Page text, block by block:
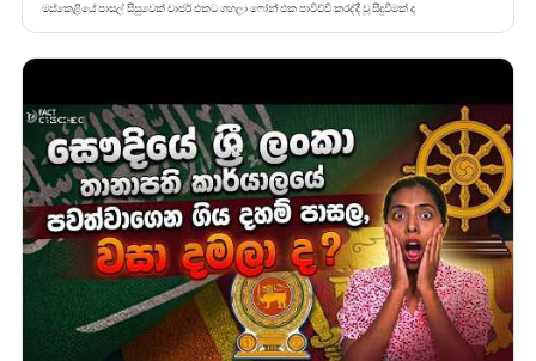
මස්කෙළියේ පාසල් සිසුවෙක් චාජර් එකට ගහලා ෆෝන් එක පාවිච්චි කරද්දී වූ සිදුවීමක් ද